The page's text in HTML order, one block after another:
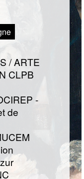
/ ARTE
CLPB
-
de